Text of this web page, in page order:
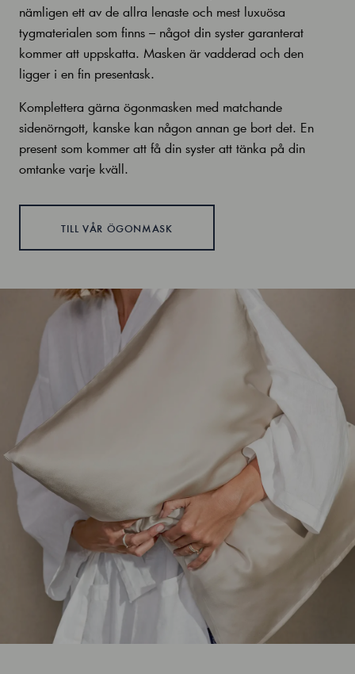
nämligen ett av de allra lenaste och mest luxuösa
tygmaterialen som finns – något din syster garanterat
kommer att uppskatta. Masken är vadderad och den
ligger i en fin presentask.
Komplettera gärna ögonmasken med matchande
sidenörngott, kanske kan någon annan ge bort det. En
present som kommer att få din syster att tänka på din
omtanke varje kväll.
TILL VÅR ÖGONMASK